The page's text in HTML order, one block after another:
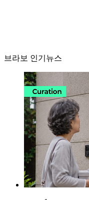
브라보 인기뉴스